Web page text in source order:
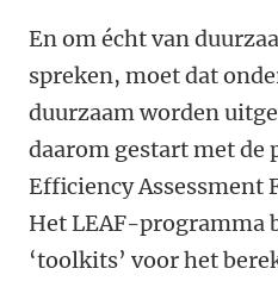
En om écht van
spreken, moet dat
duurzaam worden
daarom gestart met de
Efficiency Assessment
Het LEAF-programma
‘toolkits’ voor het